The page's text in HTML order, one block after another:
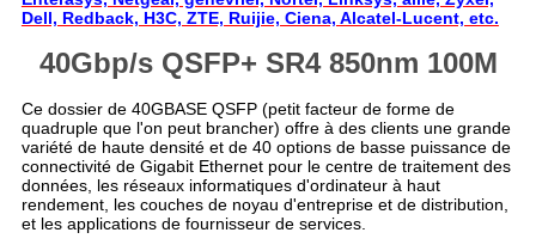
Dell, Redback, H3C, ZTE, Ruijie, Ciena, Alcatel-Lucent, etc.
40Gbp/s QSFP+ SR4 850nm 100M
Ce dossier de 40GBASE QSFP (petit facteur de forme de
quadruple que l'on peut brancher) offre à des clients une grande
variété de haute densité et de 40 options de basse puissance de
connectivité de Gigabit Ethernet pour le centre de traitement des
données, les réseaux informatiques d'ordinateur à haut
rendement, les couches de noyau d'entreprise et de distribution,
et les applications de fournisseur de services.